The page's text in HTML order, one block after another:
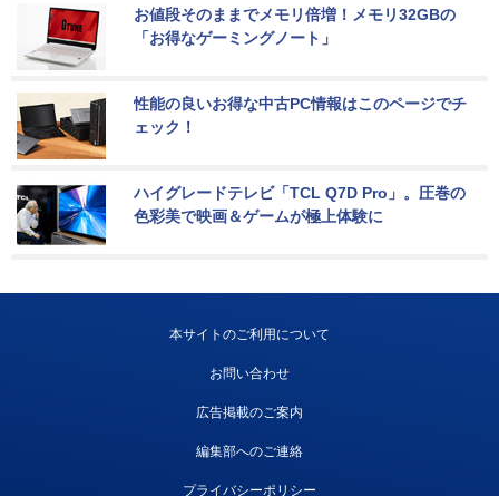
お値段そのままでメモリ倍増！メモリ32GBの
「お得なゲーミングノート」
性能の良いお得な中古PC情報はこのページでチ
ェック！
ハイグレードテレビ「TCL Q7D Pro」。圧巻の
色彩美で映画＆ゲームが極上体験に
本サイトのご利用について
お問い合わせ
広告掲載のご案内
編集部へのご連絡
プライバシーポリシー